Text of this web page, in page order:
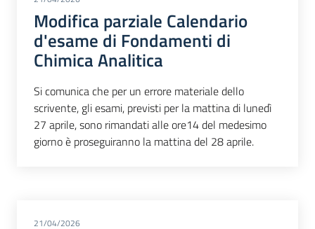
Modifica parziale Calendario
d'esame di Fondamenti di
Chimica Analitica
Si comunica che per un errore materiale dello
scrivente, gli esami, previsti per la mattina di lunedì
27 aprile, sono rimandati alle ore14 del medesimo
giorno è proseguiranno la mattina del 28 aprile.
21/04/2026